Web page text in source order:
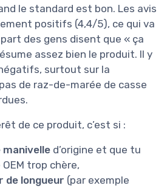
le standard est bon. Les avis
positifs (4,4/5), ce qui va
des gens disent que « ça
assez bien le produit. Il y
surtout sur la
de raz-de-marée de casse
de ce produit, c’est si :
manivelle d’origine et que tu
trop chère,
de longueur (par exemple